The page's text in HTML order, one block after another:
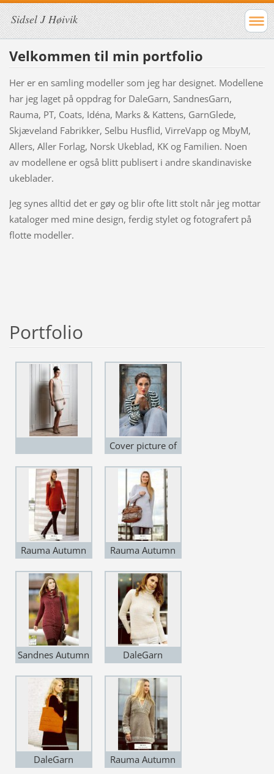
Sidsel J Høivik
Velkommen til min portfolio
Her er en samling modeller som jeg har designet. Modellene
har jeg laget på oppdrag for DaleGarn, SandnesGarn,
Rauma, PT, Coats, Idéna, Marks & Kattens, GarnGlede,
Skjæveland Fabrikker, Selbu Husflid, VirreVapp og MbyM,
Allers, Aller Forlag, Norsk Ukeblad, KK og Familien. Noen
av modellene er også blitt publisert i andre skandinaviske
ukeblader.
Jeg synes alltid det er gøy og blir ofte litt stolt når jeg mottar
kataloger med mine design, ferdig stylet og fotografert på
flotte modeller.
Portfolio
Cover picture of
Modell: Thea
Josephine
Charrier Bjerkan.
Photo: Anne
Helene Gjelstad.
Styling: Anne
Cecilie Olavesen
og Thao Tran
Rauma Autumn
Rauma Autumn
Sandnes Autumn
DaleGarn
DaleGarn
Rauma Autumn